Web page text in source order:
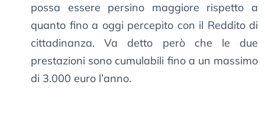
possa essere persino maggiore rispetto a
quanto fino a oggi percepito con il Reddito di
cittadinanza. Va detto però che le due
prestazioni sono cumulabili fino a un massimo
di 3.000 euro l’anno.